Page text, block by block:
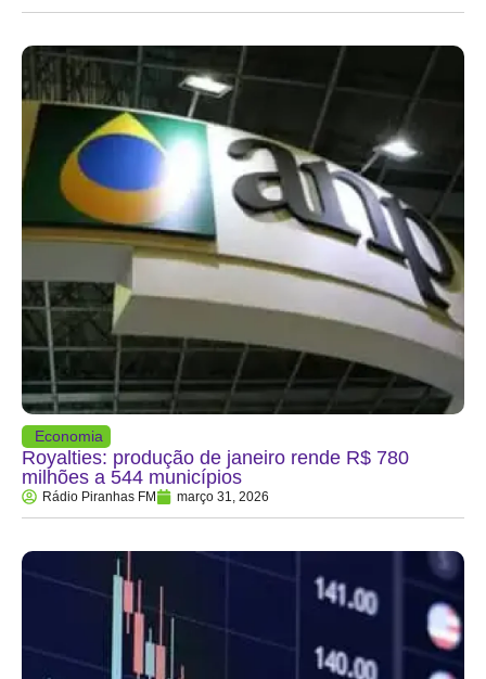
Economia
Royalties: produção de janeiro rende R$ 780
milhões a 544 municípios
Rádio Piranhas FM março 31, 2026